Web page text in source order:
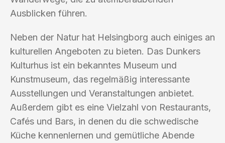
Ausblicken führen.
Neben der Natur hat Helsingborg auch einiges an
kulturellen Angeboten zu bieten. Das Dunkers
Kulturhus ist ein bekanntes Museum und
Kunstmuseum, das regelmäßig interessante
Ausstellungen und Veranstaltungen anbietet.
Außerdem gibt es eine Vielzahl von Restaurants,
Cafés und Bars, in denen du die schwedische
Küche kennenlernen und gemütliche Abende